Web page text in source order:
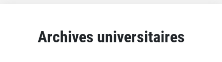
Archives universitaires